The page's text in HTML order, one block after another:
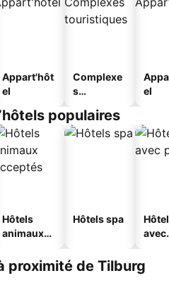
Appart'hôt
el
Complexe
s
s
el
populaires
Hôtels
animaux
Hôtels spa
avec
proximité de Tilburg